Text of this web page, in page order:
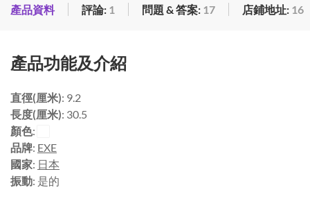
產品資料 評論: 1 問題 & 答案: 17 店鋪地址: 16
產品功能及介紹
直徑(厘米): 9.2
長度(厘米): 30.5
顏色:
品牌: EXE
國家: 日本
振動: 是的